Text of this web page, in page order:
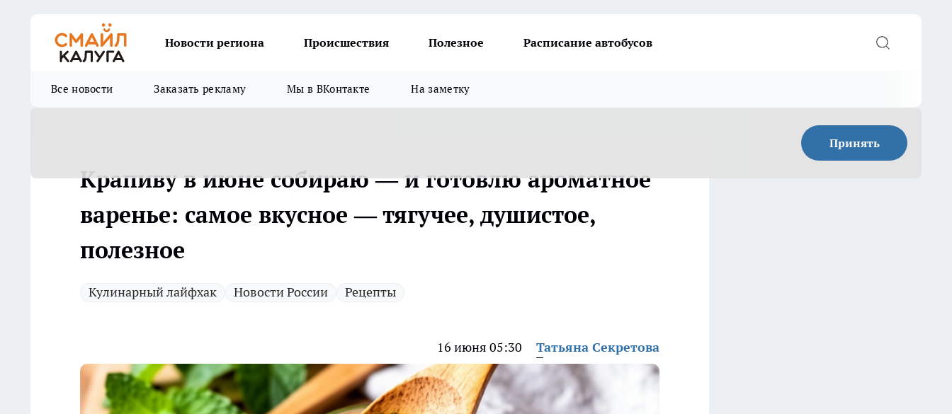
Новости региона Происшествия Полезное Расписание автобусов
Все новости Заказать рекламу Мы в ВКонтакте На заметку
Принять
Крапиву в июне собираю — и готовлю ароматное
варенье: самое вкусное — тягучее, душистое,
полезное
Кулинарный лайфхак Новости России Рецепты
16 июня 05:30 Татьяна Секретова